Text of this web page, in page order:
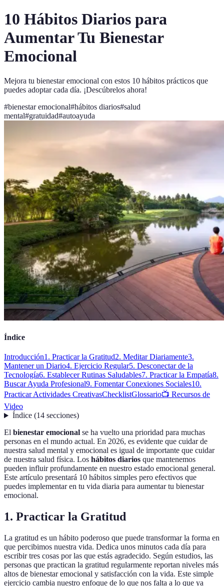
10 Hábitos Diarios para
Aumentar Tu Bienestar
Emocional
Mejora tu bienestar emocional con estos 10 hábitos prácticos que
puedes adoptar cada día. ¡Descúbrelos ahora!
#bienestar emocional#hábitos diarios#salud
mental#gratuidad#autoayuda
Índice
Introducción1. Practicar la Gratitud2. Meditar Diariamente3.
Mantener un Diario4. Ejercicio Regular5. Desconectar de la
Tecnología6. Establecer Rutinas Saludables7. Practicar la Empatía8.
Buscar Ayuda Profesional9. Fomentar Conexiones Sociales10.
Practicar Actividades CreativasChecklistGlossario📺 Recursos de
Video
Índice(14 secciones)
El bienestar emocional se ha vuelto una prioridad para muchas
personas en el mundo actual. En 2026, es evidente que cuidar de
nuestra salud mental y emocional es igual de importante que cuidar
de nuestra salud física. Los hábitos diarios que mantenemos
pueden influir profundamente en nuestro estado emocional general.
Este artículo presentará 10 hábitos simples pero efectivos que
puedes implementar en tu vida diaria para aumentar tu bienestar
emocional.
1. Practicar la Gratitud
La gratitud es un hábito poderoso que puede transformar la forma en
que percibimos nuestra vida. Dedica unos minutos cada día para
escribir tres cosas por las que estás agradecido. Según estudios, las
personas que practican la gratitud regularmente reportan niveles más
altos de bienestar emocional y satisfacción con la vida. Este simple
ejercicio cambia nuestro enfoque de lo que nos falta a lo que ya